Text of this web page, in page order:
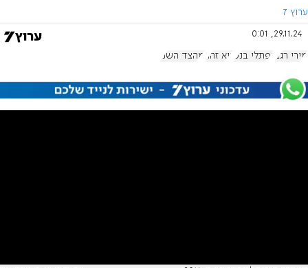
ערוץ 7
29.11.24, 0:01
מירי רגב נפתלי בנט גיא זהר מהצד השני